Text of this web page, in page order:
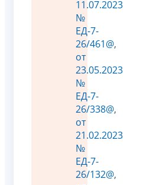
11.07.2023
№
ЕД-7-
26/461@,
от
23.05.2023
№
ЕД-7-
26/338@,
от
21.02.2023
№
ЕД-7-
26/132@,